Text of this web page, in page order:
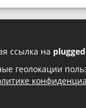
ссылка на
геолокации